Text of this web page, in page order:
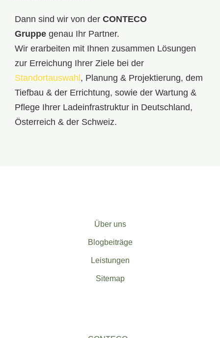
Dann sind wir von der CONTECO
Gruppe genau Ihr Partner.
Wir erarbeiten mit Ihnen zusammen Lösungen
zur Erreichung Ihrer Ziele bei der
Standortauswahl , Planung & Projektierung, dem
Tiefbau & der Errichtung, sowie der Wartung &
Pflege Ihrer Ladeinfrastruktur in Deutschland,
Österreich & der Schweiz.
Über uns
Blogbeiträge
Leistungen
Sitemap